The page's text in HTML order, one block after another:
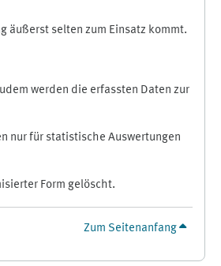
äußerst selten zum Einsatz kommt.
werden die erfassten Daten zur
nur für statistische Auswertungen
Form gelöscht.
Zum Seitenanfang